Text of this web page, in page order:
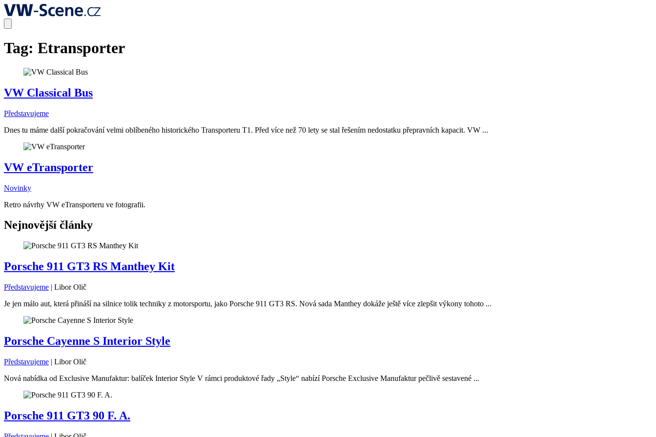
Tag: Etransporter
VW Classical Bus
Představujeme
Dnes tu máme další pokračování velmi oblíbeného historického Transporteru T1. Před více než 70 lety se stal řešením nedostatku přepravních kapacit. VW ...
VW eTransporter
Novinky
Retro návrhy VW eTransporteru ve fotografii.
Nejnovější články
Porsche 911 GT3 RS Manthey Kit
Představujeme | Libor Olič
Je jen málo aut, která přináší na silnice tolik techniky z motorsportu, jako Porsche 911 GT3 RS. Nová sada Manthey dokáže ještě více zlepšit výkony tohoto ...
Porsche Cayenne S Interior Style
Představujeme | Libor Olič
Nová nabídka od Exclusive Manufaktur: balíček Interior Style V rámci produktové řady „Style“ nabízí Porsche Exclusive Manufaktur pečlivě sestavené ...
Porsche 911 GT3 90 F. A.